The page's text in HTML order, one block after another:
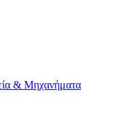
& Μηχανήματα